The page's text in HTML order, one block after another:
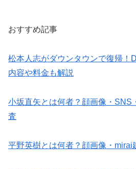
おすすめ記事
松本人志がダウンタウンで復帰！
内容や料金も解説
小坂直矢とは何者？顔画像・SNS
査
平野英樹とは何者？顔画像・mirai